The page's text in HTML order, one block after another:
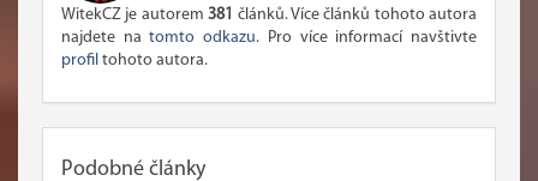
WitekCZ je autorem381 článků. Více článků tohoto autora
najdete natomto odkazu. Pro více informací navštivte
profil tohoto autora.
Podobné články